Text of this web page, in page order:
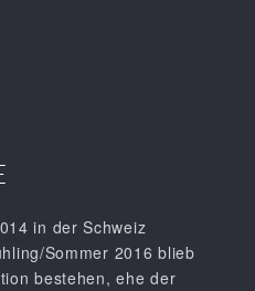
in der Schweiz
Sommer 2016 blieb
bestehen, ehe der